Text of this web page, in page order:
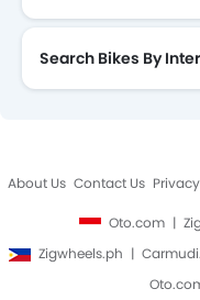
Search Bikes By
About Us Contact Us
Oto.com
Zigwheels.ph